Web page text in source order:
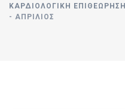
ΚΑΡΔΙΟΛΟΓΙΚΗ ΕΠΙΘΕΩΡΗΣΗ
- ΑΠΡΊΛΙΟΣ